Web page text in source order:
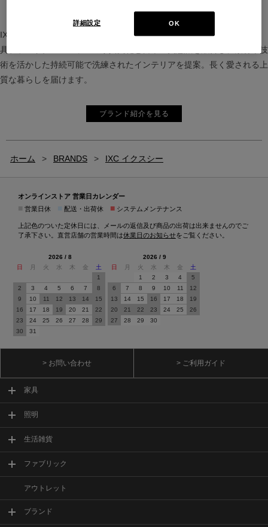
IXC（イクスシー）は、”Emotional Minimalism”を掲げるグローバル家
具ブランド。ヨーロッパの家具文化と日本の美意識を融合し、素材や技
術を活かした持続可能で洗練されたインテリアを提案。長く愛される上
質な暮らしを届けます。
ブランド紹介を見る
ホーム > BRANDS > IXC イクスシー
オンラインストア 営業日カレンダー
営業日休 配送・出荷休 ■ システムメンテナンス
上記色のついた定休日には、メールの返信及び商品の出荷は出来ませんのでご
了承下さい。直営店舗の営業時間は休業日のお知らせをご覧ください。
2026 / 8
日
月 火 水 木 金
土
1
2
3 4 5 6 7
8
9
10 11 12 13 14
15
16
17 18 19 20 21
22
23
24 25 26 27 28
29
30
31
2026 / 9
日
月 火 水 木 金
土
1
2 3 4
5
6
7 8 9 10 11
12
13
14 15 16 17 18
19
20
21 22 23 24 25
26
27
28 29 30
> お問い合わせ > ご利用ガイド
家具
照明
生活雑貨
ファブリック
アウトレット
ブランド
OK
詳細設定